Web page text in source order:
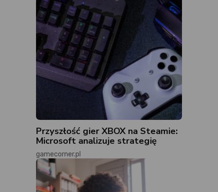
Przyszłość gier XBOX na Steamie:
Microsoft analizuje strategię
gamecorner.pl